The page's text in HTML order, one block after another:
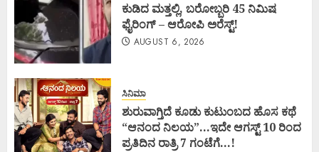
ಕುಡಿದ ಮತ್ತಲ್ಲಿ, ಬರೋಬ್ಬರಿ 45 ನಿಮಿಷ
ಫೈರಿಂಗ್ – ಆರೋಪಿ ಅರೆಸ್ಟ್!
AUGUST 6, 2026
ಸಿನಿಮಾ
ಶುರುವಾಗ್ತಿದೆ ಕೂಡು ಕುಟುಂಬದ ಹೊಸ ಕಥೆ
“ಆನಂದ ನಿಲಯ”…ಇದೇ ಆಗಸ್ಟ್ 10 ರಿಂದ
ಪ್ರತಿದಿನ ರಾತ್ರಿ 7 ಗಂಟೆಗೆ…!